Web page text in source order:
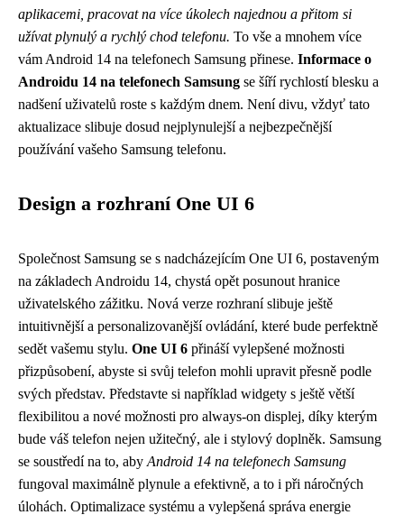
aplikacemi, pracovat na více úkolech najednou a přitom si
užívat plynulý a rychlý chod telefonu. To vše a mnohem více
vám Android 14 na telefonech Samsung přinese. Informace o
Androidu 14 na telefonech Samsung se šíří rychlostí blesku a
nadšení uživatelů roste s každým dnem. Není divu, vždyť tato
aktualizace slibuje dosud nejplynulejší a nejbezpečnější
používání vašeho Samsung telefonu.
Design a rozhraní One UI 6
Společnost Samsung se s nadcházejícím One UI 6, postaveným
na základech Androidu 14, chystá opět posunout hranice
uživatelského zážitku. Nová verze rozhraní slibuje ještě
intuitivnější a personalizovanější ovládání, které bude perfektně
sedět vašemu stylu. One UI 6 přináší vylepšené možnosti
přizpůsobení, abyste si svůj telefon mohli upravit přesně podle
svých představ. Představte si například widgety s ještě větší
flexibilitou a nové možnosti pro always-on displej, díky kterým
bude váš telefon nejen užitečný, ale i stylový doplněk. Samsung
se soustředí na to, aby Android 14 na telefonech Samsung
fungoval maximálně plynule a efektivně, a to i při náročných
úlohách. Optimalizace systému a vylepšená správa energie